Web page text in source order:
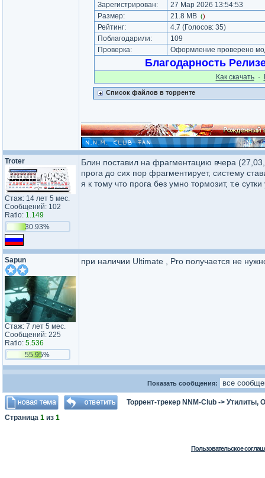
Зарегистрирован:
27 Мар 2026 13:54:53
Размер:
21.8 MB ()
Рейтинг: 4.7 (Голосов: 35)
Поблагодарили:
109
Проверка:
Оформление проверено
Благодарность
Как cкачать·
Список файлов в торренте
Troter
Стаж: 14 лет 5 мес.
Сообщений: 102
Ratio: 1.149
30.93%
Блин поставил на фрагментацию вчера
прога до сих пор фрагментирует, систему
я к тому что прога без умно тормозит, т.е
Sapun
Стаж: 7 лет 5 мес.
Сообщений: 225
Ratio: 5.536
55.95%
при наличии Ultimate , Pro получается не
Показать сообщения:
Торрент-трекер NNM-Club -> Утилиты,
Страница 1 из 1
Пользовательское